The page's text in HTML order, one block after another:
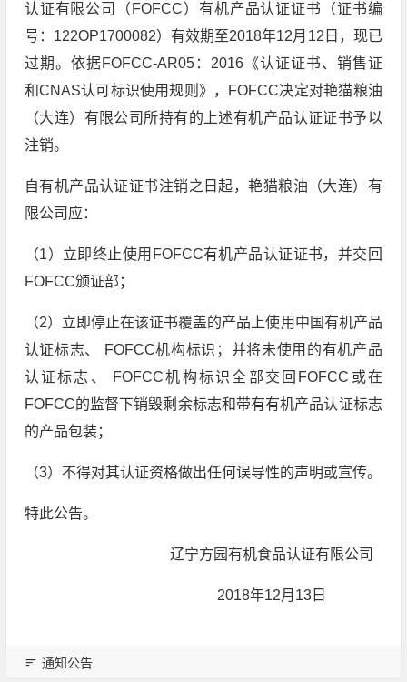
认证有限公司（FOFCC）有机产品认证证书（证书编
号：122OP1700082）有效期至2018年12月12日，现已
过期。依据FOFCC-AR05：2016《认证证书、销售证
和CNAS认可标识使用规则》，FOFCC决定对艳猫粮油
（大连）有限公司所持有的上述有机产品认证证书予以
注销。
自有机产品认证证书注销之日起，艳猫粮油（大连）有
限公司应：
（1）立即终止使用FOFCC有机产品认证证书，并交回
FOFCC颁证部；
（2）立即停止在该证书覆盖的产品上使用中国有机产品
认证标志、 FOFCC机构标识；并将未使用的有机产品
认证标志、 FOFCC机构标识全部交回FOFCC或在
FOFCC的监督下销毁剩余标志和带有有机产品认证标志
的产品包装；
（3）不得对其认证资格做出任何误导性的声明或宣传。
特此公告。
辽宁方园有机食品认证有限公司
2018年12月13日
通知公告